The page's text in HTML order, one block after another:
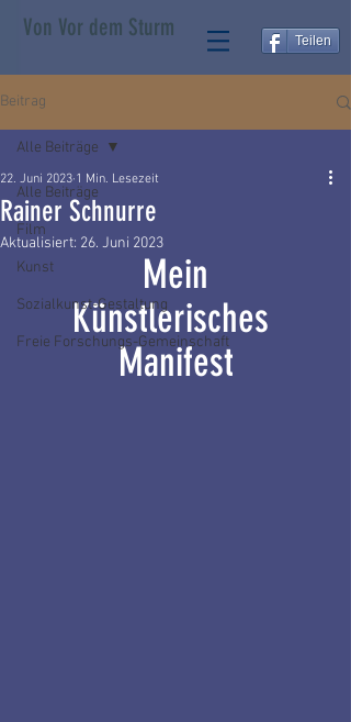
Von Vor dem Sturm Teilen
Beitrag
Alle Beiträge
Film
Kunst
Sozialkunst-Gestaltung
Freie Forschungs-Gemeinschaft
Alle Beiträge
Rainer Schnurre
22. Juni 2023 1 Min. Lesezeit
Aktualisiert: 26. Juni 2023
Mein
Künstlerisches
Manifest